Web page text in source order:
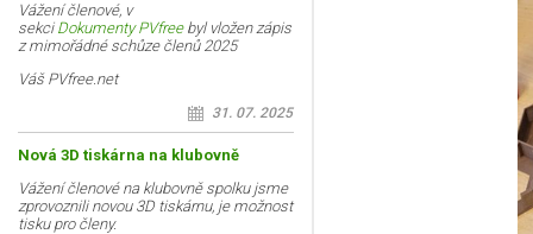
Vážení členové, v
sekci Dokumenty PVfreebyl vložen zápis
z mimořádné schůze členů 2025
Váš PVfree.net
31. 07. 2025
Nová 3D tiskárna na klubovně
Vážení členové na klubovně spolku jsme
zprovoznili novou 3D tiskárnu, je možnost
tisku pro členy.